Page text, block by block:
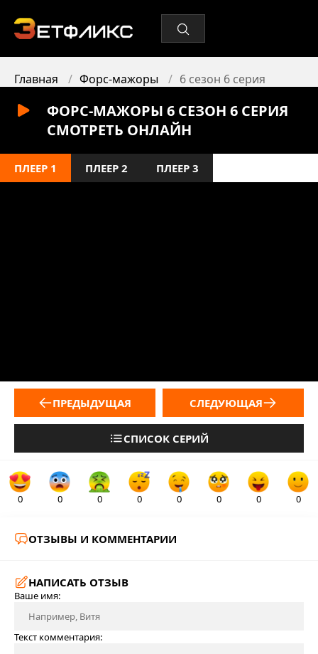
Главная Форс-мажоры 6 сезон 6 серия
ФОРС-МАЖОРЫ 6 СЕЗОН 6 СЕРИЯ
СМОТРЕТЬ ОНЛАЙН
ПЛЕЕР 1 ПЛЕЕР 2 ПЛЕЕР 3
ПРЕДЫДУЩАЯ
СПИСОК СЕРИЙ
СЛЕДУЮЩАЯ
0 0 0 0 0 0 0 0
ОТЗЫВЫ И КОММЕНТАРИИ
НАПИСАТЬ ОТЗЫВ
Ваше имя:
Текст комментария: